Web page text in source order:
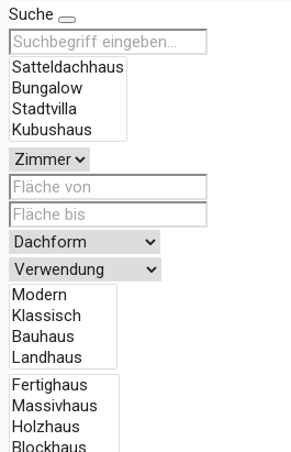
Suche